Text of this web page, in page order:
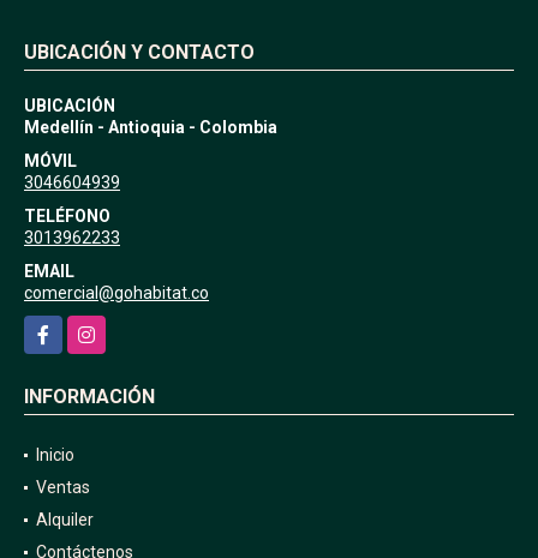
UBICACIÓN Y CONTACTO
UBICACIÓN
Medellín - Antioquia - Colombia
MÓVIL
3046604939
TELÉFONO
3013962233
EMAIL
comercial@gohabitat.co
FacebookInstagram
INFORMACIÓN
Inicio
Ventas
Alquiler
Contáctenos